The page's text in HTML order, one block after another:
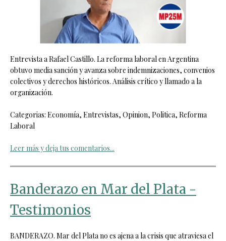
Entrevista a Rafael Castillo. La reforma laboral en Argentina
obtuvo media sanción y avanza sobre indemnizaciones, convenios
colectivos y derechos históricos. Análisis crítico y llamado a la
organización.
Categorias: Economía, Entrevistas, Opinion, Politica, Reforma
Laboral
Leer más y deja tus comentarios...
Banderazo en Mar del Plata -
Testimonios
BANDERAZO. Mar del Plata no es ajena a la crisis que atraviesa el